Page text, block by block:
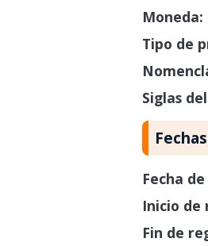
Moneda:
Tipo de
Siglas
Fecha
Inicio
Fin de